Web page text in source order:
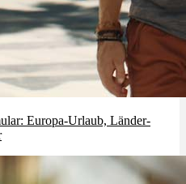
Europa-Urlaub, Länder-